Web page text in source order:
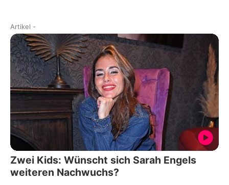
Artikel -
Zwei Kids: Wünscht sich Sarah Engels
weiteren Nachwuchs?